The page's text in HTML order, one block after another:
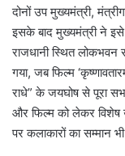
दोनों उप मुख्यमंत्री,
इसके बाद मुख्यमंत्री ने
राजधानी स्थित लोकभवन
गया, जब फिल्म
राधे” के जयघोष से पूरा
और फिल्म को लेकर विशेष
पर कलाकारों का सम्मान